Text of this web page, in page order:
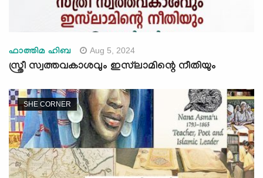
ഫാത്തിമ ഹിബ Aug 5, 2024
സ്ത്രീ സ്വത്തവകാശവും ഇസ്‍ലാമിന്റെ നീതിയും
SHE CORNER